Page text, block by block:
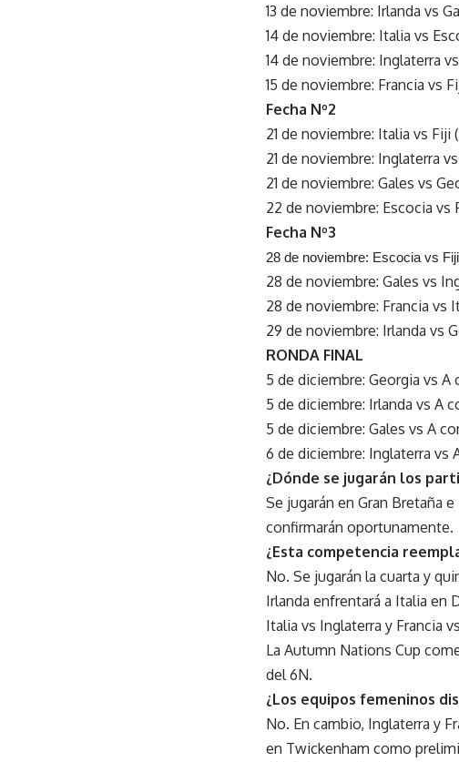
13 de noviembre: Irlanda vs
14 de noviembre: Italia vs
14 de noviembre: Inglaterra
15 de noviembre: Francia vs
Fecha Nº2
21 de noviembre: Italia vs Fiji
21 de noviembre: Inglaterra
21 de noviembre: Gales vs
22 de noviembre: Escocia vs
Fecha Nº3
28 de noviembre: Escocia vs
28 de noviembre: Gales vs
28 de noviembre: Francia vs
29 de noviembre: Irlanda vs
RONDA FINAL
5 de diciembre: Georgia vs
5 de diciembre: Irlanda vs A
5 de diciembre: Gales vs A
6 de diciembre: Inglaterra vs
¿Dónde se jugarán los
Se jugarán en Gran Bretaña
confirmarán oportunamente.
¿Esta competencia
No. Se jugarán la cuarta y
Irlanda enfrentará a Italia en
Italia vs Inglaterra y Francia
La Autumn Nations Cup
del 6N.
¿Los equipos femeninos
No. En cambio, Inglaterra y
en Twickenham como